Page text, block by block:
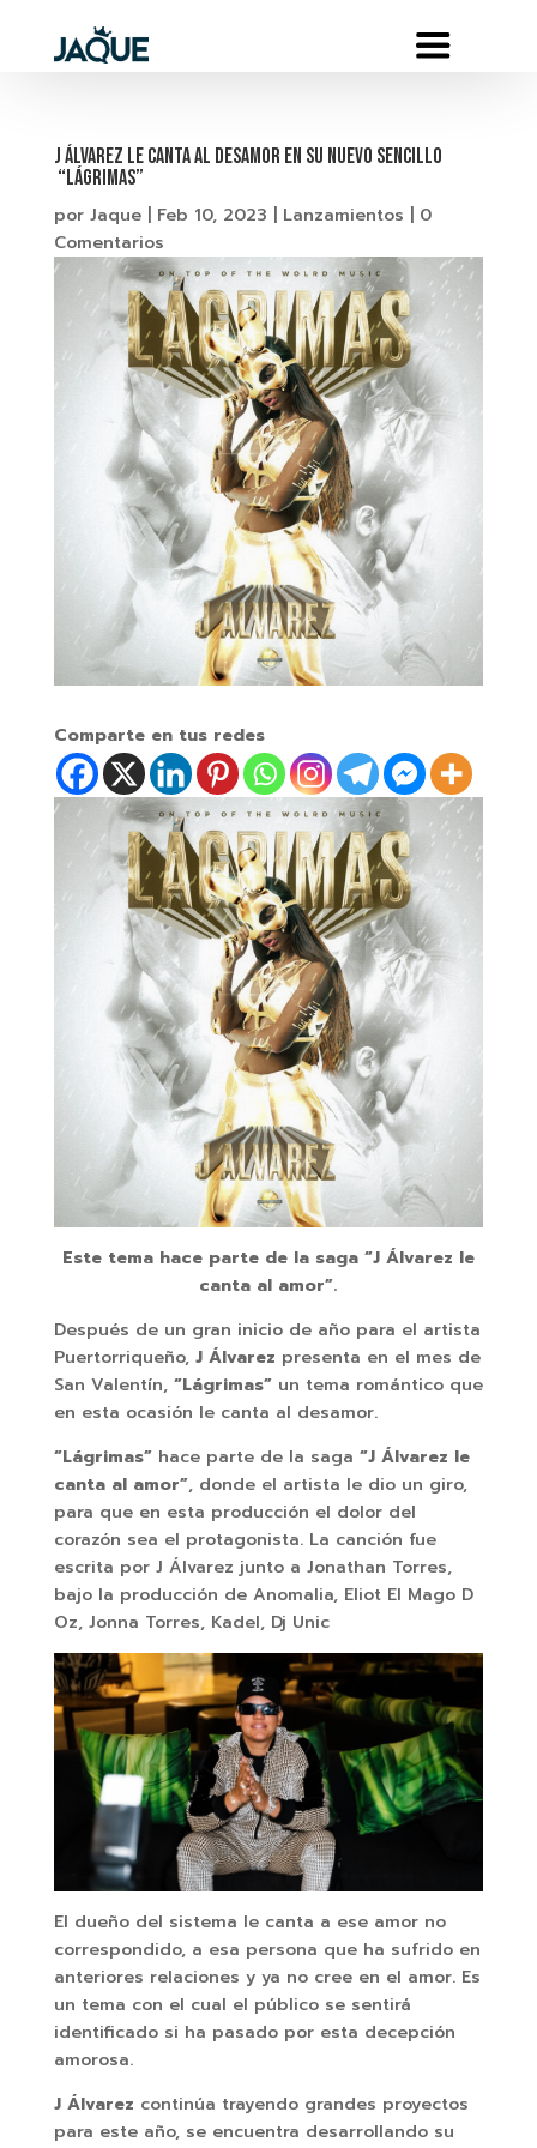
J Álvarez le canta al desamor en su nuevo sencillo
“Lágrimas”
por Jaque| Feb 10, 2023 Lanzamientos
0
Comentarios
Comparte en tus redes
Este tema hace parte de la saga “J Álvarez le
canta al amor”.
Después de un gran inicio de año para el artista
Puertorriqueño, J Álvarez presenta en el mes de
San Valentín, “Lágrimas” un tema romántico que
en esta ocasión le canta al desamor.
“Lágrimas” hace parte de la saga “J Álvarez le
canta al amor”, donde el artista le dio un giro,
para que en esta producción el dolor del
corazón sea el protagonista. La canción fue
escrita por J Álvarez junto a Jonathan Torres,
bajo la producción de Anomalia, Eliot El Mago D
Oz, Jonna Torres, Kadel, Dj Unic
El dueño del sistema le canta a ese amor no
correspondido, a esa persona que ha sufrido en
anteriores relaciones y ya no cree en el amor. Es
un tema con el cual el público se sentirá
identificado si ha pasado por esta decepción
amorosa.
J Álvarez continúa trayendo grandes proyectos
para este año, se encuentra desarrollando su